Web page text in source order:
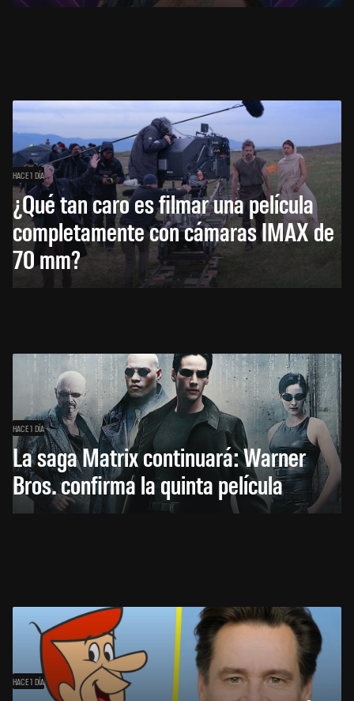
HACE 1 DÍA
¿Qué tan caro es filmar una película
completamente con cámaras IMAX de
70 mm?
HACE 1 DÍA
La saga Matrix continuará: Warner
Bros. confirma la quinta película
HACE 1 DÍA